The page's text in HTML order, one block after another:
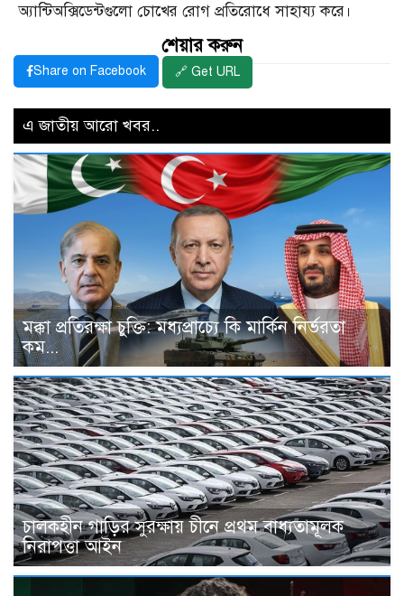
অ্যান্টিঅক্সিডেন্টগুলো চোখের রোগ প্রতিরোধে সাহায্য করে।
শেয়ার করুন
Share on Facebook 🔗 Get URL
এ জাতীয় আরো খবর..
মক্কা প্রতিরক্ষা চুক্তি: মধ্যপ্রাচ্যে কি মার্কিন নির্ভরতা
কম...
চালকহীন গাড়ির সুরক্ষায় চীনে প্রথম বাধ্যতামূলক
নিরাপত্তা আইন